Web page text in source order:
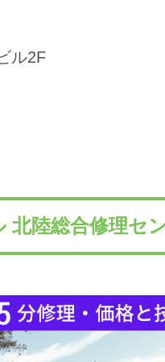
ル2F
北陸総合修理セ